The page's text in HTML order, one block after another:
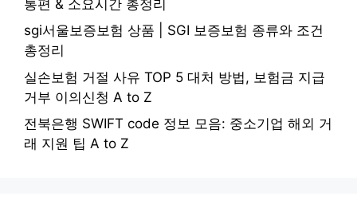
통편 & 소요시간 총정리
sgi서울보증보험 상품 | SGI 보증보험 종류와 조건
총정리
실손보험 거절 사유 TOP 5 대처 방법, 보험금 지급
거부 이의신청 A to Z
전북은행 SWIFT code 정보 모음: 중소기업 해외 거
래 지원 팁 A to Z